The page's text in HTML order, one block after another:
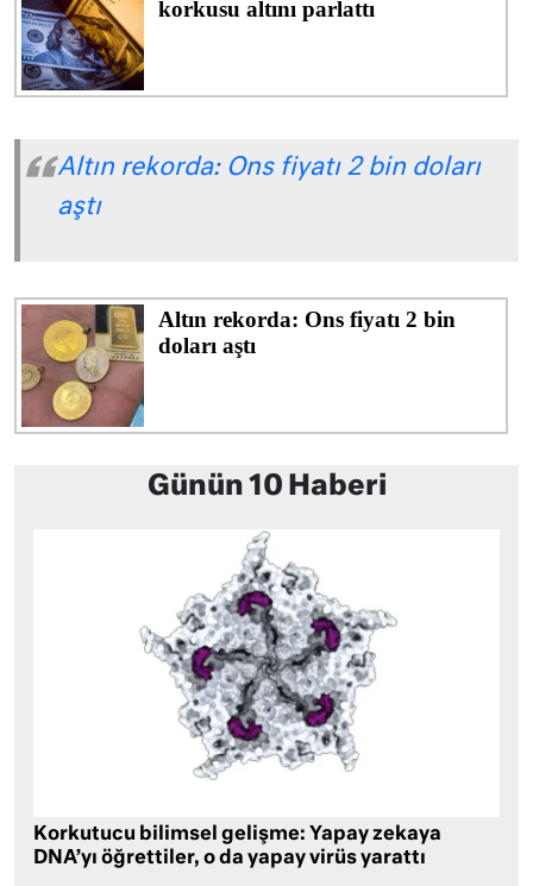
Altın rekorda: Ons fiyatı 2 bin doları
aştı
Günün 10 Haberi
Korkutucu bilimsel gelişme: Yapay zekaya
DNA’yı öğrettiler, o da yapay virüs yarattı